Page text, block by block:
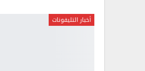
أخبار التليفونات